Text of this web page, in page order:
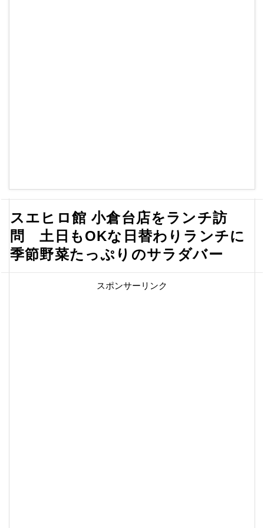
スエヒロ館 小倉台店をランチ訪
問 土日もOKな日替わりランチに
季節野菜たっぷりのサラダバー
スポンサーリンク